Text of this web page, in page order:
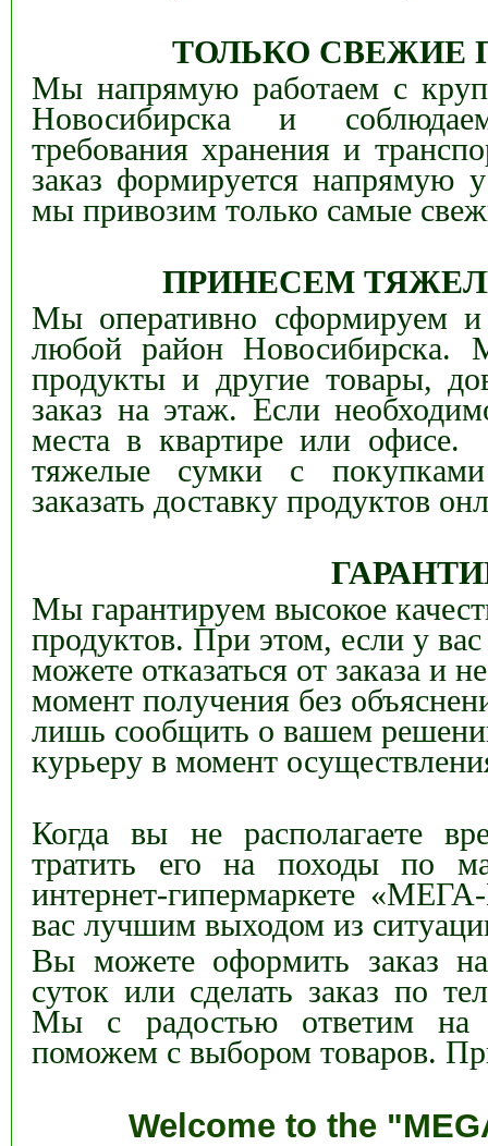
ТОЛЬКО СВЕЖИЕ
Мы напрямую работаем с
Новосибирска и
требования хранения и
заказ формируется напрямую
мы привозим только самые
ПРИНЕСЕМ
Мы оперативно сформируем
любой район Новосибирска.
продукты и другие товары,
заказ на этаж. Если
места в квартире или офисе.
тяжелые сумки с
заказать доставку продуктов
Мы гарантируем высокое
продуктов. При этом, если у
можете отказаться от заказа и
момент получения без
лишь сообщить о вашем
курьеру в момент
Когда вы не располагаете
тратить его на походы по
интернет-гипермаркете
вас лучшим выходом из
Вы можете оформить заказ
суток или сделать заказ по
Мы с радостью ответим
поможем с выбором товаров.
Welcome to the